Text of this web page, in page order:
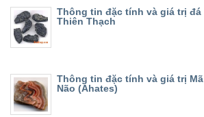
Thông tin đặc tính và giá trị đá
Thiên Thạch
Thông tin đặc tính và giá trị Mã
Não (Ahates)